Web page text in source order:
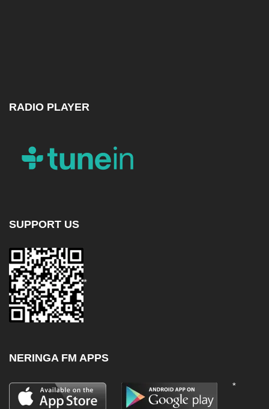
RADIO PLAYER
SUPPORT US
*
NERINGA FM APPS
*